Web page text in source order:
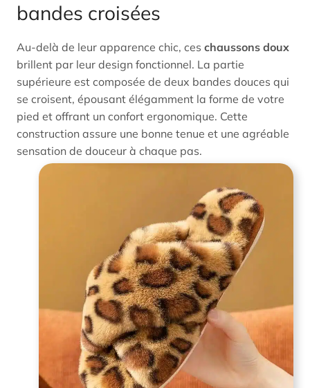
bandes croisées
Au-delà de leur apparence chic, ces chaussons doux
brillent par leur design fonctionnel. La partie
supérieure est composée de deux bandes douces qui
se croisent, épousant élégamment la forme de votre
pied et offrant un confort ergonomique. Cette
construction assure une bonne tenue et une agréable
sensation de douceur à chaque pas.